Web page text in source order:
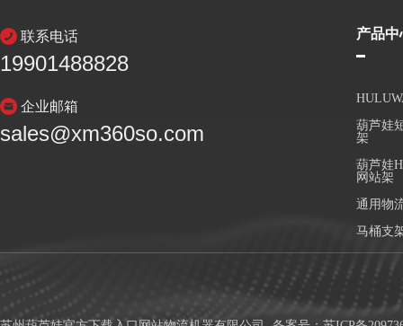
联系电话
19901488828
企业邮箱
sales@xm360so.com
产品中
葫芦娃
架
葫芦娃
网站架
通用物
马桶支